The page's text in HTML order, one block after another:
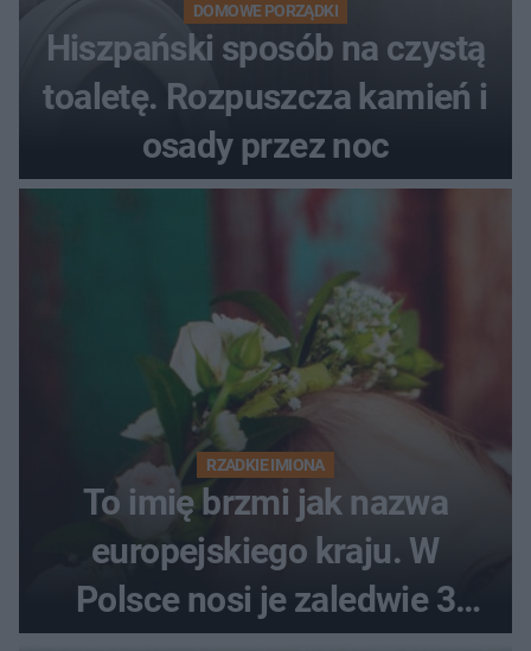
DOMOWE PORZĄDKI
Hiszpański sposób na czystą
toaletę. Rozpuszcza kamień i
osady przez noc
RZADKIE IMIONA
To imię brzmi jak nazwa
europejskiego kraju. W
Polsce nosi je zaledwie 3